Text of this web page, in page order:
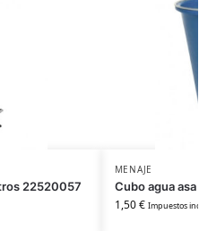
22520057
MENAJE
Cubo agua
1,50€ Impuestos